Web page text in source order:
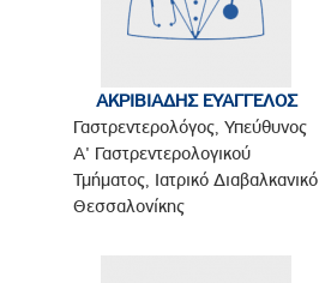
ΑΚΡΙΒΙΑΔΗΣ ΕΥΑΓΓΕΛΟΣ
Γαστρεντερολόγος, Υπεύθυνος
Α' Γαστρεντερολογικού
Τμήματος, Ιατρικό Διαβαλκανικό
Θεσσαλονίκης